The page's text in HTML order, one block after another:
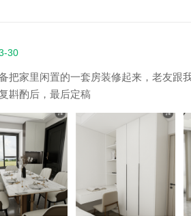
30
把家里闲置的一套房装修起来，老友跟
斟酌后，最后定稿